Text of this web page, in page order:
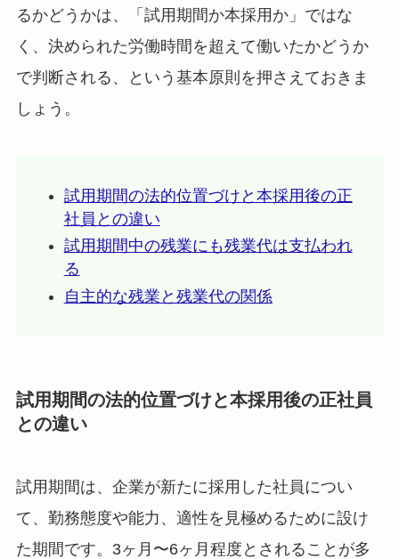
るかどうかは、「試用期間か本採用か」ではな
く、決められた労働時間を超えて働いたかどうか
で判断される、という基本原則を押さえておきま
しょう。
試用期間の法的位置づけと本採用後の正
社員との違い
試用期間中の残業にも残業代は支払われ
る
自主的な残業と残業代の関係
試用期間の法的位置づけと本採用後の正社員
との違い
試用期間は、企業が新たに採用した社員につい
て、勤務態度や能力、適性を見極めるために設け
た期間です。3ヶ月〜6ヶ月程度とされることが多